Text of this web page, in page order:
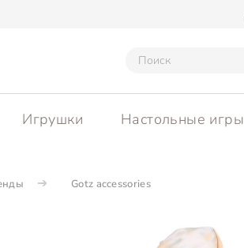
Игрушки Настольные игры
Gotz accessories